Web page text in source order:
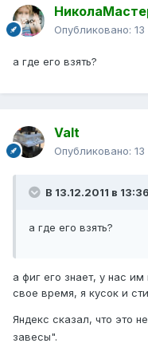
Опубликовано: 13
а где его взять?
Valt
Опубликовано: 13
В 13.12.2011 в
а где его взять?
а фиг его знает, у нас
свое время, я кусок и
Яндекс сказал, что это
завесы".